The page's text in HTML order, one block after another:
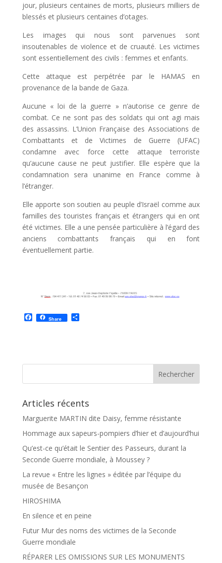
jour, plusieurs centaines de morts, plusieurs milliers de
blessés et plusieurs centaines d’otages.
Les images qui nous sont parvenues sont
insoutenables de violence et de cruauté. Les victimes
sont essentiellement des civils : femmes et enfants.
Cette attaque est perpétrée par le HAMAS en
provenance de la bande de Gaza.
Aucune « loi de la guerre » n’autorise ce genre de
combat. Ce ne sont pas des soldats qui ont agi mais
des assassins. L’Union Française des Associations de
Combattants et de Victimes de Guerre (UFAC)
condamne avec force cette attaque terroriste
qu’aucune cause ne peut justifier. Elle espère que la
condamnation sera unanime en France comme à
l’étranger.
Elle apporte son soutien au peuple d’Israël comme aux
familles des touristes français et étrangers qui en ont
été victimes. Elle a une pensée particulière à l’égard des
anciens combattants français qui en font
éventuellement partie.
F
a
o
Share P
e
Articles récents
Marguerite MARTIN dite Daisy, femme résistante
Hommage aux sapeurs-pompiers d’hier et d’aujourd’hui
Qu’est-ce qu’était le Sentier des Passeurs, durant la
Seconde Guerre mondiale, à Moussey ?
La revue « Entre les lignes » éditée par l’équipe du
musée de Besançon
HIROSHIMA
En silence et en peine
Futur Mur des noms des victimes de la Seconde
Guerre mondiale
RÉPARER LES OMISSIONS SUR LES MONUMENTS